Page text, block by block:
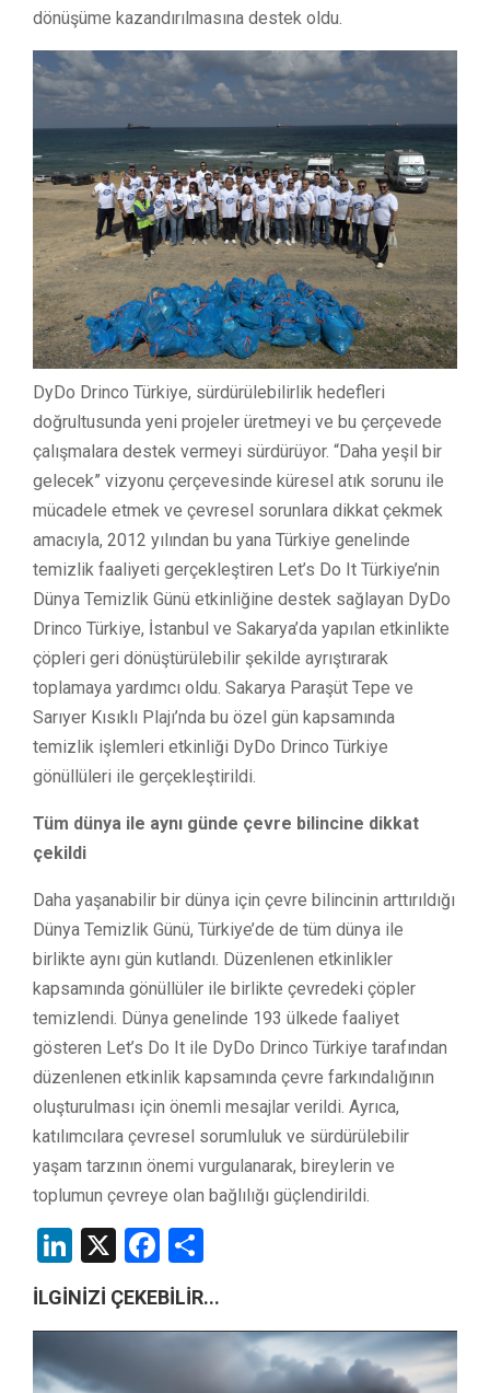
dönüşüme kazandırılmasına destek oldu.
DyDo Drinco Türkiye, sürdürülebilirlik hedefleri
doğrultusunda yeni projeler üretmeyi ve bu çerçevede
çalışmalara destek vermeyi sürdürüyor. “Daha yeşil bir
gelecek” vizyonu çerçevesinde küresel atık sorunu ile
mücadele etmek ve çevresel sorunlara dikkat çekmek
amacıyla, 2012 yılından bu yana Türkiye genelinde
temizlik faaliyeti gerçekleştiren Let’s Do It Türkiye’nin
Dünya Temizlik Günü etkinliğine destek sağlayan DyDo
Drinco Türkiye, İstanbul ve Sakarya’da yapılan etkinlikte
çöpleri geri dönüştürülebilir şekilde ayrıştırarak
toplamaya yardımcı oldu. Sakarya Paraşüt Tepe ve
Sarıyer Kısıklı Plajı’nda bu özel gün kapsamında
temizlik işlemleri etkinliği DyDo Drinco Türkiye
gönüllüleri ile gerçekleştirildi.
Tüm dünya ile aynı günde çevre bilincine dikkat
çekildi
Daha yaşanabilir bir dünya için çevre bilincinin arttırıldığı
Dünya Temizlik Günü, Türkiye’de de tüm dünya ile
birlikte aynı gün kutlandı. Düzenlenen etkinlikler
kapsamında gönüllüler ile birlikte çevredeki çöpler
temizlendi. Dünya genelinde 193 ülkede faaliyet
gösteren Let’s Do It ile DyDo Drinco Türkiye tarafından
düzenlenen etkinlik kapsamında çevre farkındalığının
oluşturulması için önemli mesajlar verildi. Ayrıca,
katılımcılara çevresel sorumluluk ve sürdürülebilir
yaşam tarzının önemi vurgulanarak, bireylerin ve
toplumun çevreye olan bağlılığı güçlendirildi.
LinkedIn
X Facebook
İLGİNİZİ ÇEKEBİLİR...